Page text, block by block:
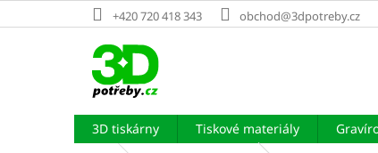
na
+420 720 418 343 obchod@3dpotreby.cz
3D tiskárny Tiskové materiály